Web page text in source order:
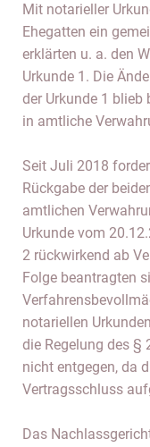
Mit notarieller
Ehegatten ein
erklärten u. a. den
Urkunde 1. Die
der Urkunde 1 blieb
in amtliche
Seit Juli 2018
Rückgabe der
amtlichen
Urkunde vom
2 rückwirkend ab
Folge beantragten
notariellen
die Regelung des §
nicht entgegen, da
Vertragsschluss
Das